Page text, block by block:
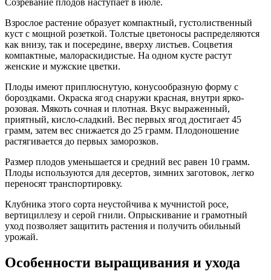
Взрослое растение образует компактный, густолиственный
куст с мощной розеткой. Толстые цветоносы распределяются
как внизу, так и посередине, вверху листьев. Соцветия
компактные, малораскидистые. На одном кусте растут
женские и мужские цветки.
Плоды имеют приплюснутую, конусообразную форму с
бороздками. Окраска ягод снаружи красная, внутри ярко-
розовая. Мякоть сочная и плотная. Вкус выраженный,
приятный, кисло-сладкий. Вес первых ягод достигает 45
грамм, затем вес снижается до 25 грамм. Плодоношение
растягивается до первых заморозков.
Размер плодов уменьшается и средний вес равен 10 грамм.
Плоды используются для десертов, зимних заготовок, легко
переносят транспортировку.
Клубника этого сорта неустойчива к мучнистой росе,
вертициллезу и серой гнили. Опрыскивание и грамотный
уход позволяет защитить растения и получить обильный
урожай.
Особенности выращивания и ухода